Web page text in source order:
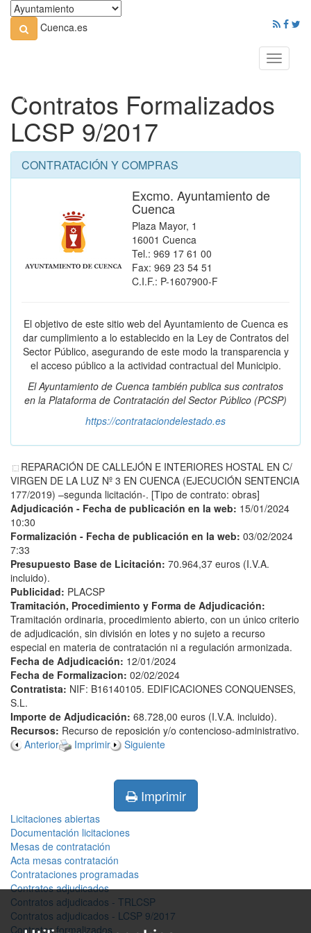
Cuenca.es
Toggle
Contratos Formalizados
LCSP 9/2017
CONTRATACIÓN Y COMPRAS
Excmo. Ayuntamiento de
Cuenca
Plaza Mayor, 1
16001 Cuenca
Tel.: 969 17 61 00
Fax: 969 23 54 51
C.I.F.: P-1607900-F
El objetivo de este sitio web del Ayuntamiento de Cuenca es
dar cumplimiento a lo establecido en la Ley de Contratos del
Sector Público, asegurando de este modo la transparencia y
el acceso público a la actividad contractual del Municipio.
El Ayuntamiento de Cuenca también publica sus contratos
en la Plataforma de Contratación del Sector Público (PCSP)
https://contrataciondelestado.es
REPARACIÓN DE CALLEJÓN E INTERIORES HOSTAL EN C/
VIRGEN DE LA LUZ Nº 3 EN CUENCA (EJECUCIÓN SENTENCIA
177/2019) –segunda licitación-. [Tipo de contrato: obras]
Adjudicación - Fecha de publicación en la web: 15/01/2024
10:30
Formalización - Fecha de publicación en la web: 03/02/2024
7:33
Presupuesto Base de Licitación: 70.964,37 euros (I.V.A.
incluido).
Publicidad: PLACSP
Tramitación, Procedimiento y Forma de Adjudicación:
Tramitación ordinaria, procedimiento abierto, con un único criterio
de adjudicación, sin división en lotes y no sujeto a recurso
especial en materia de contratación ni a regulación armonizada.
Fecha de Adjudicación: 12/01/2024
Fecha de Formalizacion: 02/02/2024
Contratista: NIF: B16140105. EDIFICACIONES CONQUENSES,
S.L.
Importe de Adjudicación: 68.728,00 euros (I.V.A. incluido).
Recursos: Recurso de reposición y/o contencioso-administrativo.
Anterior
Imprimir Siguiente
Imprimir
Licitaciones abiertas
Documentación licitaciones
Mesas de contratación
Acta mesas contratación
Contrataciones programadas
Contratos adjudicados
Contratos adjudicados - TRLCSP
Contratos adjudicados - LCSP 9/2017
Contratos formalizados